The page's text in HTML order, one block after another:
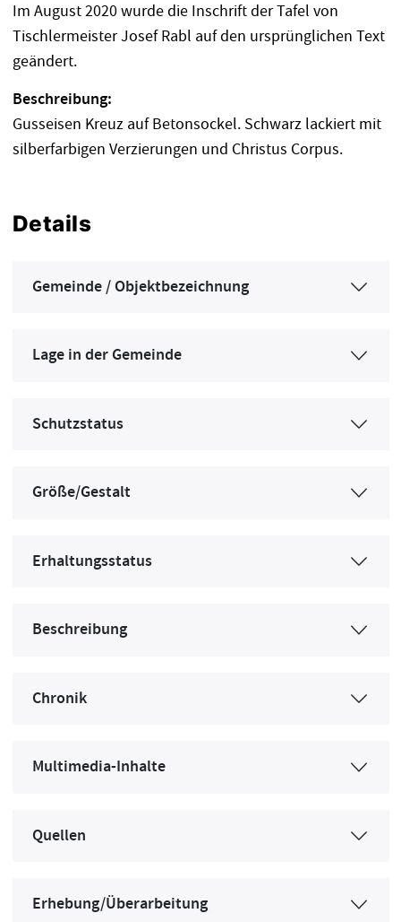
Im August 2020 wurde die Inschrift der Tafel von
Tischlermeister Josef Rabl auf den ursprünglichen Text
geändert.
Beschreibung:
Gusseisen Kreuz auf Betonsockel. Schwarz lackiert mit
silberfarbigen Verzierungen und Christus Corpus.
Details
Gemeinde / Objektbezeichnung
Lage in der Gemeinde
Schutzstatus
Größe/Gestalt
Erhaltungsstatus
Beschreibung
Chronik
Multimedia-Inhalte
Quellen
Erhebung/Überarbeitung